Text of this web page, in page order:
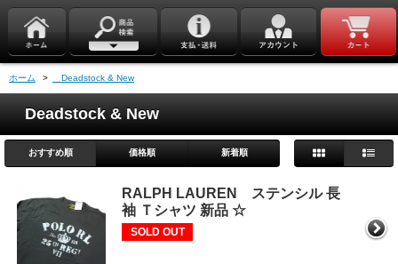
ホーム > Deadstock & New
Deadstock & New
おすすめ順 価格順 新着順
RALPH LAUREN ステンシル 長
袖 Ｔシャツ 新品 ☆
SOLD OUT